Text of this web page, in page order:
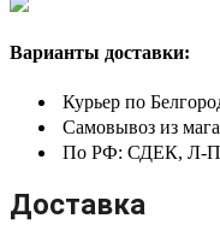
Варианты доставки:
Курьер по
Самовывоз из
По РФ: СДЕК, Л-
Доставка